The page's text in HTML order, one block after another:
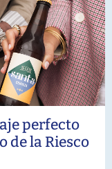
perfecto
de la Riesco